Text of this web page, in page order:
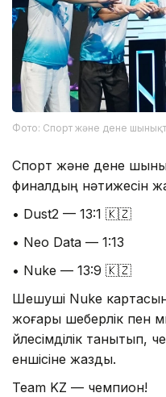
Фото: Спорт және дене
Спорт және дене
финалдың нәтижесін
• Dust2 — 13:1 🇰🇿
• Neo Data — 1:13
• Nuke — 13:9 🇰🇿
Шешуші Nuke
жоғары шеберлік пен
үйлесімділік танытып,
еншісіне жазды.
Team KZ — чемпион!